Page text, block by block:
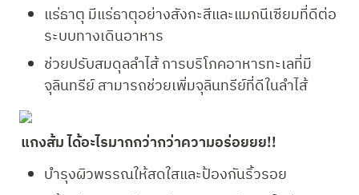
แร่ธาตุ มีแร่ธาตุอย่างสังกะสีและแมกนีเซียมที่ดีต่อ
ระบบทางเดินอาหาร
ช่วยปรับสมดุลลำไส้ การบริโภคอาหารทะเลที่มี
จุลินทรีย์ สามารถช่วยเพิ่มจุลินทรีย์ที่ดีในลำไส้
แกงส้ม ได้อะไรมากกว่ากว่าความอร่อยยย!!
บำรุงผิวพรรณให้สดใสและป้องกันริ้วรอย